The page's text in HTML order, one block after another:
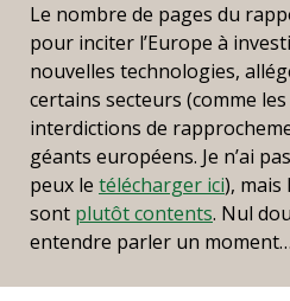
Le nombre de pages du
pour inciter l’Europe à
nouvelles technologies,
certains secteurs (comme
interdictions de
géants européens. Je n’ai
peux le télécharger ici), mais
sont plutôt contents. Nul
entendre parler un moment…